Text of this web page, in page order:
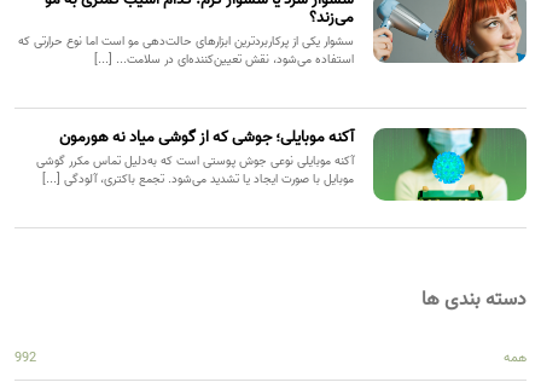
می‌زند؟
سشوار یکی از پرکاربردترین ابزارهای حالت‌دهی مو است اما نوع حرارتی که
استفاده می‌شود، نقش تعیین‌کننده‌ای در سلامت... [...]
آکنه موبایلی؛ جوشی که از گوشی میاد نه هورمون
آکنه موبایلی نوعی جوش پوستی است که به‌دلیل تماس مکرر گوشی
موبایل با صورت ایجاد یا تشدید می‌شود. تجمع باکتری، آلودگی [...]
دسته بندی ها
همه 992